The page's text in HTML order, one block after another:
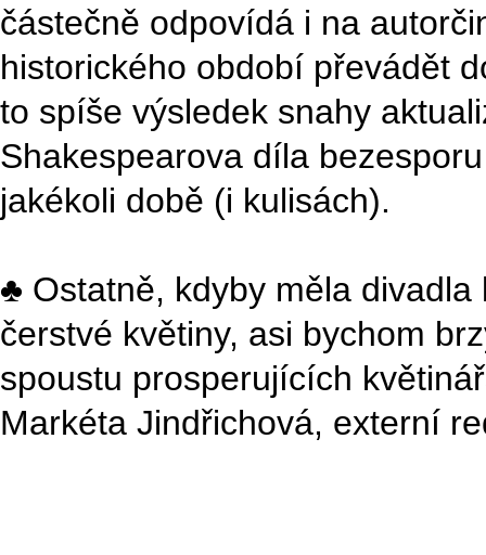
částečně odpovídá i na
historického období převádět
to spíše výsledek snahy
Shakespearova díla
jakékoli době (i kulisách).
♣ Ostatně, kdyby měla
čerstvé květiny, asi bychom
spoustu prosperujících
Markéta Jindřichová, externí